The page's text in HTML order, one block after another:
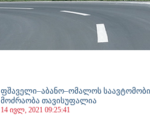
ფშაველი–აბანო–ომალოს
მოძრაობა თავისუფალია
14 ივლ, 2021 09:25:41